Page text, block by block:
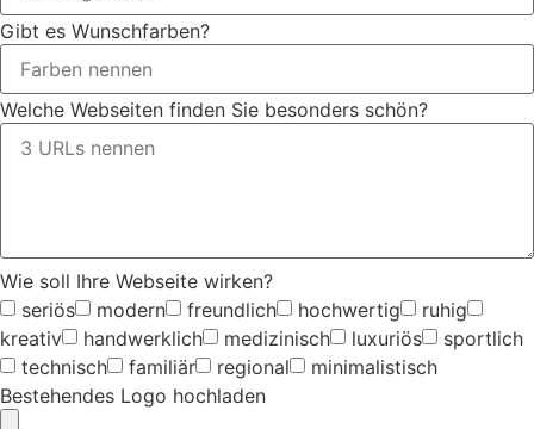
Gibt es Wunschfarben?
Welche Webseiten finden Sie besonders schön?
Wie soll Ihre Webseite wirken?
seriös
modern freundlich hochwertig
ruhig
kreativ
handwerklich medizinisch luxuriös
sportlich
technisch
familiär regional
minimalistisch
Bestehendes Logo hochladen